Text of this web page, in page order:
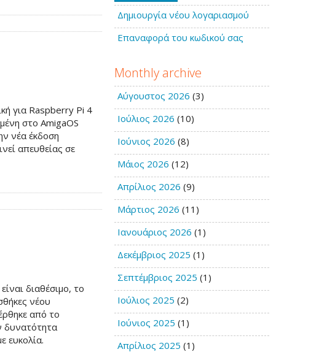
για Raspberry Pi 4
στο AmigaOS
νέα έκδοση
απευθείας σε
διαθέσιμο, το
νέου
από το
δυνατότητα
ευκολία.
Δημιουργία νέου λογαριασμού
Επαναφορά του κωδικού σας
Monthly archive
Αύγουστος 2026 (3)
Ιούλιος 2026 (10)
Ιούνιος 2026 (8)
Μάιος 2026 (12)
Απρίλιος 2026 (9)
Μάρτιος 2026 (11)
Ιανουάριος 2026 (1)
Δεκέμβριος 2025 (1)
Σεπτέμβριος 2025 (1)
Ιούλιος 2025 (2)
Ιούνιος 2025 (1)
Απρίλιος 2025 (1)